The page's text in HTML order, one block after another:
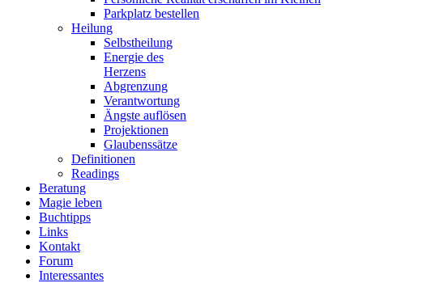
Parkplatz bestellen
Heilung
Selbstheilung
Energie des
Herzens
Abgrenzung
Verantwortung
Ängste auflösen
Projektionen
Glaubenssätze
Definitionen
Readings
Beratung
Magie leben
Buchtipps
Links
Kontakt
Forum
Interessantes